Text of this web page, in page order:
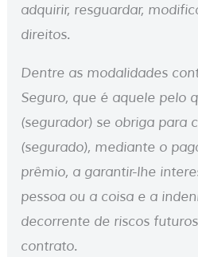
adquirir, resguardar,
direitos.
Dentre as modalidades
Seguro, que é aquele pelo
(segurador) se obriga para
(segurado), mediante o
prêmio, a garantir-lhe
pessoa ou a coisa e a
decorrente de riscos
contrato.